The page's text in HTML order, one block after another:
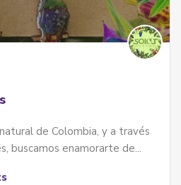
de Colombia, y a través
buscamos enamorarte de...